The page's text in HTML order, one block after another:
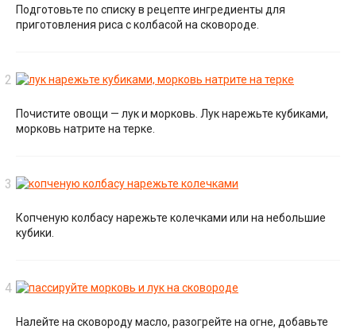
Подготовьте по списку в рецепте ингредиенты для
приготовления риса с колбасой на сковороде.
Почистите овощи — лук и морковь. Лук нарежьте кубиками,
морковь натрите на терке.
Копченую колбасу нарежьте колечками или на небольшие
кубики.
Налейте на сковороду масло, разогрейте на огне, добавьте